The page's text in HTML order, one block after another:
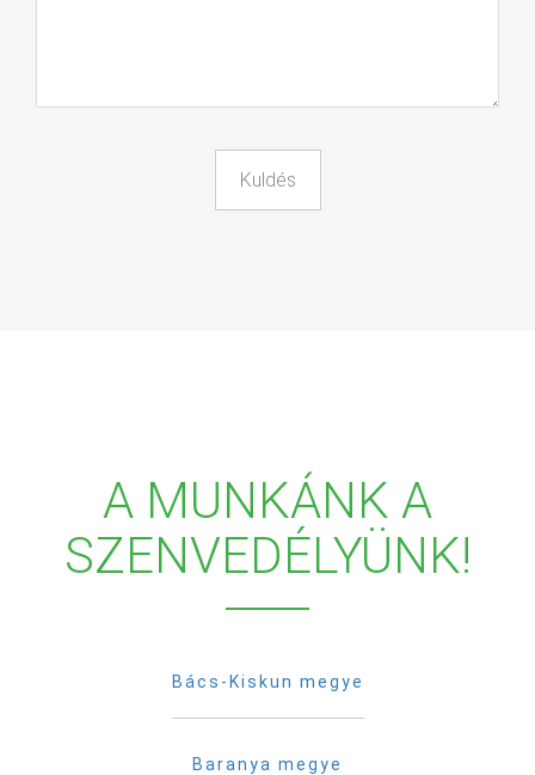
A MUNKÁNK A
SZENVEDÉLYÜNK!
Bács-Kiskun megye
Baranya megye